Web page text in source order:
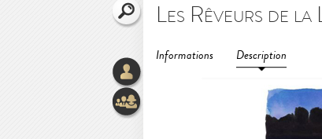
Les Rêveurs de la
Informations Description